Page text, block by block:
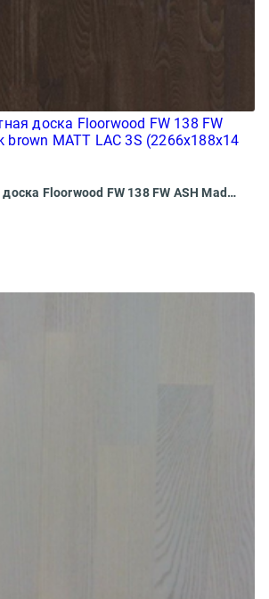
FW ASH Паркетная доска Floorwood FW 138 FW ASH Madison dark brown MATT LAC 3S (2266x188x14 мм)